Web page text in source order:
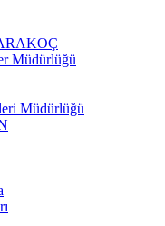
Müdürlüğü
Müdürlüğü